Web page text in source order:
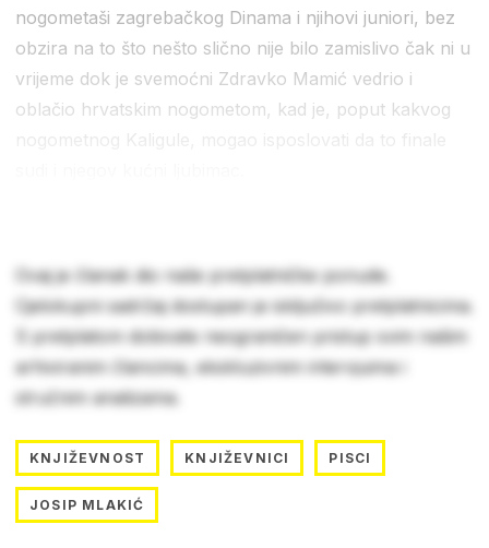
nogometaši zagrebačkog Dinama i njihovi juniori, bez
obzira na to što nešto slično nije bilo zamislivo čak ni u
vrijeme dok je svemoćni Zdravko Mamić vedrio i
oblačio hrvatskim nogometom, kad je, poput kakvog
Ovaj je članak dio naše pretplatničke ponude.
Cjelokupni sadržaj dostupan je isključivo pretplatnicima.
S pretplatom dobivate neograničen pristup svim našim
arhiviranim člancima, ekskluzivnim intervjuima i
stručnim analizama.
KNJIŽEVNOST KNJIŽEVNICI PISCI
JOSIP MLAKIĆ